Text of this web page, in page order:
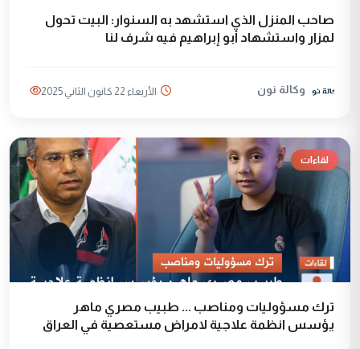
صاحب المنزل الذي استشهد به السنوار: البيت تحول
لمزار واستشهاد أبو إبراهيم فيه شرف لنا
وكالة نون الأربعاء 22 كانون الثاني 2025
لقاءات
ترك مسؤوليات ومناصب ... طبيب مصري ماهر
يؤسس انظمة علاجية لامراض مستعصية في العراق